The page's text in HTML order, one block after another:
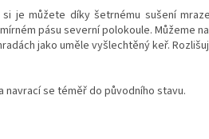
si je můžete díky šetrnému sušení
pásu severní polokoule. Můžeme
jako uměle vyšlechtěný keř.
navrací se téměř do původního stavu.